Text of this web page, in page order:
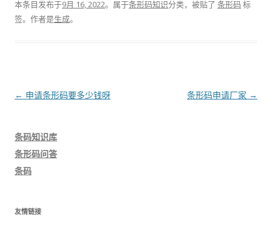
本条目发布于9月 16, 2022。属于条形码知识分类，被贴了 条形码 标
签。 作者是生成。
文
← 申请条形码要多少钱呀 条形码申请厂家 →
条码知识库
条形码问答
条码
友情链接